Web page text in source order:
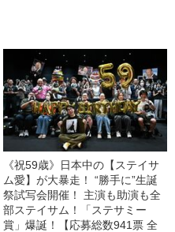
《祝59歳》日本中の【ステイサ
ム愛】が大暴走！ “勝手に”生誕
祭試写会開催！ 主演も助演も全
部ステイサム！「ステサミー
賞」爆誕！【応募総数941票 全